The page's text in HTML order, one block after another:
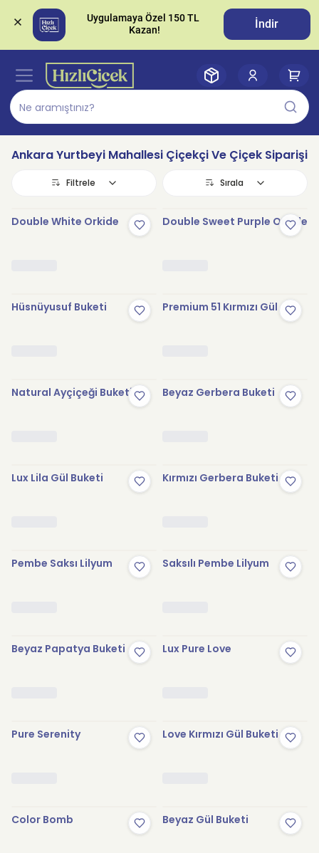
Uygulamaya Özel 150 TL
İndir
Ankara Yurtbeyi Mahallesi Çiçekçi Ve Çiçek Siparişi
Filtrele Sırala
Double White Orkide Double Sweet Purple Orkide
Hüsnüyusuf Buketi Premium 51 Kırmızı Gül
Natural Ayçiçeği Buketi Beyaz Gerbera Buketi
Lux Lila Gül Buketi Kırmızı Gerbera Buketi
Pembe Saksı Lilyum Saksılı Pembe Lilyum
Beyaz Papatya Buketi Lux Pure Love
Pure Serenity Love Kırmızı Gül Buketi
Color Bomb Beyaz Gül Buketi